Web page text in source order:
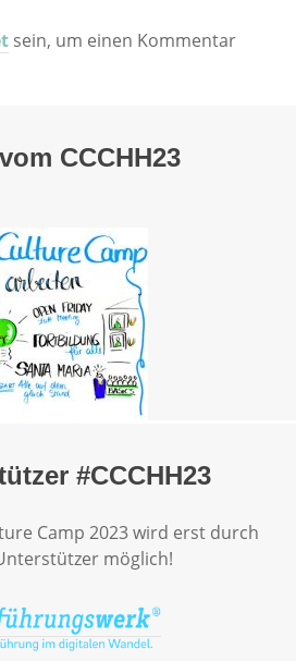
sein, um einen Kommentar
CCCHH23
#CCCHH23
Camp 2023 wird erst durch
möglich!